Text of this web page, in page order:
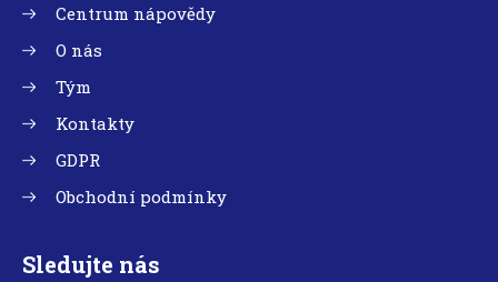
Centrum nápovědy
O nás
Tým
Kontakty
GDPR
Obchodní podmínky
Sledujte nás